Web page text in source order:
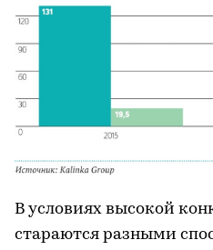
В условиях высокой
стараются разными